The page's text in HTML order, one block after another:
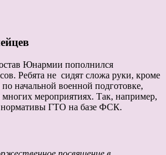
Юнармии пополнился
Ребята не сидят сложа руки, кроме
начальной военной подготовке,
мероприятиях. Так, например,
нормативы ГТО на базе ФСК.